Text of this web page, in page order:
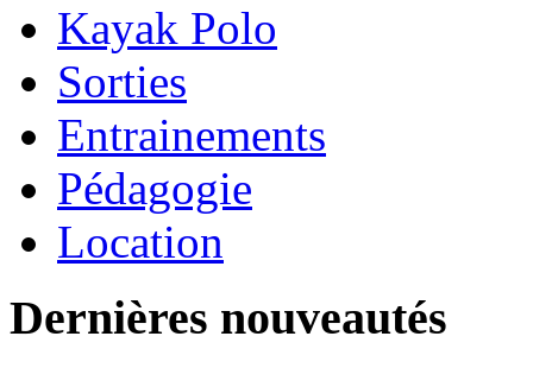
Kayak Polo
Sorties
Entrainements
Pédagogie
Location
Dernières nouveautés